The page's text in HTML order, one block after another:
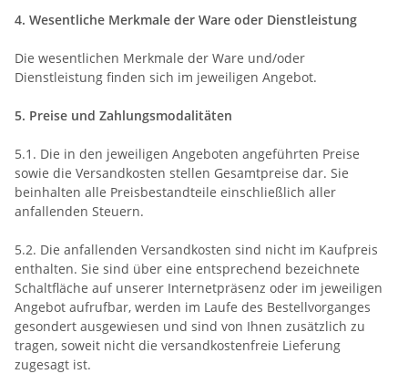
4. Wesentliche Merkmale der Ware oder Dienstleistung
Die wesentlichen Merkmale der Ware und/oder
Dienstleistung finden sich im jeweiligen Angebot.
5. Preise und Zahlungsmodalitäten
5.1. Die in den jeweiligen Angeboten angeführten Preise
sowie die Versandkosten stellen Gesamtpreise dar. Sie
beinhalten alle Preisbestandteile einschließlich aller
anfallenden Steuern.
5.2. Die anfallenden Versandkosten sind nicht im Kaufpreis
enthalten. Sie sind über eine entsprechend bezeichnete
Schaltfläche auf unserer Internetpräsenz oder im jeweiligen
Angebot aufrufbar, werden im Laufe des Bestellvorganges
gesondert ausgewiesen und sind von Ihnen zusätzlich zu
tragen, soweit nicht die versandkostenfreie Lieferung
zugesagt ist.